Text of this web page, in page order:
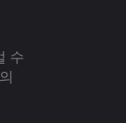
수